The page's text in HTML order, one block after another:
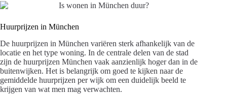
Huurprijzen in München
De huurprijzen in München variëren sterk afhankelijk van de
locatie en het type woning. In de centrale delen van de stad
zijn de huurprijzen München vaak aanzienlijk hoger dan in de
buitenwijken. Het is belangrijk om goed te kijken naar de
gemiddelde huurprijzen per wijk om een duidelijk beeld te
krijgen van wat men mag verwachten.